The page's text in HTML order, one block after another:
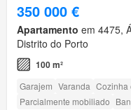
350 000 €
Apartamento em 4475,
Distrito do Porto
100 m²
Garajem Varanda Cozinha
Parcialmente mobiliado